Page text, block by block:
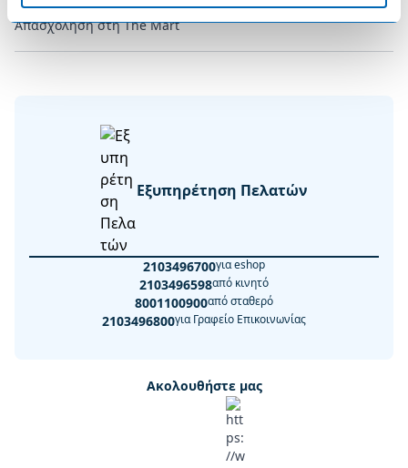
Απασχόληση στη The Mart
Εξυπηρέτηση Πελατών
2103496700για eshop
2103496598από κινητό
8001100900από σταθερό
2103496800για Γραφείο Επικοινωνίας
Ακολουθήστε μας